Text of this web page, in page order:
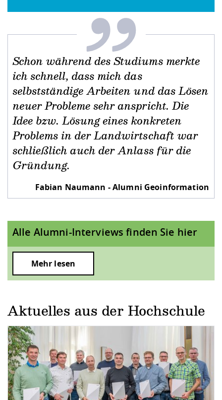
Schon während des Studiums merkte
ich schnell, dass mich das
selbstständige Arbeiten und das Lösen
neuer Probleme sehr anspricht. Die
Idee bzw. Lösung eines konkreten
Problems in der Landwirtschaft war
schließlich auch der Anlass für die
Gründung.
Fabian Naumann - Alumni Geoinformation
Alle Alumni-Interviews finden Sie hier
Mehr lesen
Aktuelles aus der Hochschule